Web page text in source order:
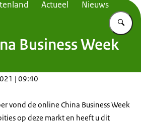
Actueel Nieuws
Business Week
| 09:40
vond de online China Business Week
op deze markt en heeft u dit